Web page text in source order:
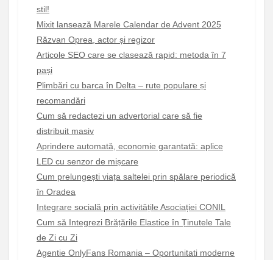
stil!
Mixit lansează Marele Calendar de Advent 2025
Răzvan Oprea, actor și regizor
Articole SEO care se clasează rapid: metoda în 7
pași
Plimbări cu barca în Delta – rute populare și
recomandări
Cum să redactezi un advertorial care să fie
distribuit masiv
Aprindere automată, economie garantată: aplice
LED cu senzor de mișcare
Cum prelungești viața saltelei prin spălare periodică
în Oradea
Integrare socială prin activitățile Asociației CONIL
Cum să Integrezi Brățările Elastice în Ținutele Tale
de Zi cu Zi
Agentie OnlyFans Romania – Oportunitati moderne